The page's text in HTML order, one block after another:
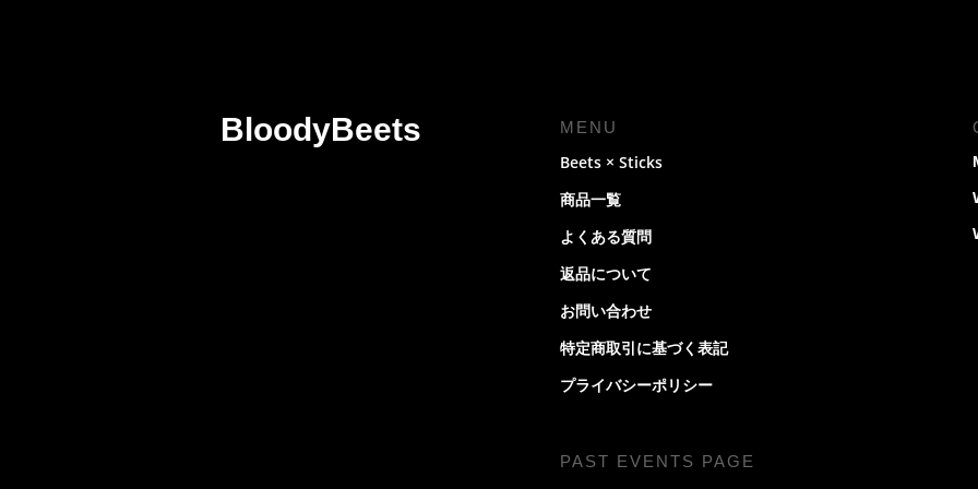
BloodyBeets MENU
Beets × Sticks
商品一覧
よくある質問
返品について
お問い合わせ
特定商取引に基づく表記
プライバシーポリシー
PAST EVENTS PAGE